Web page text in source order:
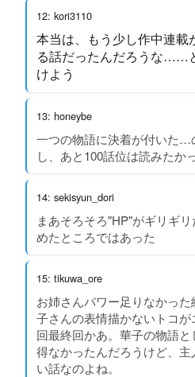
12: kori3110
本当は、もう少し作中連載
る話だったんだろうな……
けよう
13: honeybe
一つの物語に決着が付いた
し、あと100話位は読みたか
14: sekisyun_dori
まあそろそろ"HP"がギリギ
めたところではあった
15: tikuwa_ore
お姉さんパワー足りなかっ
子さんの表情描かないトコ
回最終回かあ。華子の物語
得なかったんだろうけど、
い話なのよね。